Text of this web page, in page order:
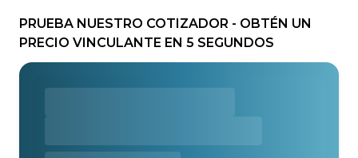
PRUEBA NUESTRO COTIZADOR - OBTÉN UN
PRECIO VINCULANTE EN 5 SEGUNDOS